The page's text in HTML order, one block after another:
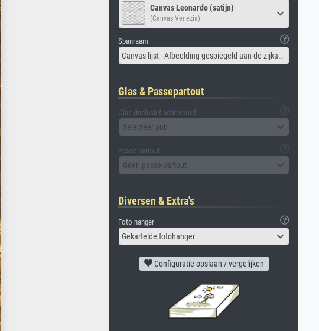
Canvas Leonardo (satijn)
(Canvas Venezia)
Spanraam
Canvas lijst - Afbeelding gespiegeld aan de zijkant
Glas & Passepartout
Glas (inclusief achterbord)
Selecteer aub
Passe-partout
Geen passe-partout
Diversen & Extra's
Foto hanger
Gekartelde fotohanger
Configuratie opslaan / vergelijken